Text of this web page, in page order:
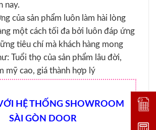
nay.
của sản phẩm luôn làm hài lòng
một cách tối đa bởi luôn đáp ứng
tiêu chí mà khách hàng mong
Tuổi thọ của sản phẩm lâu đời,
mỹ cao, giá thành hợp lý
HỆ THỐNG SHOWROOM
SÀI GÒN DOOR
Đặt